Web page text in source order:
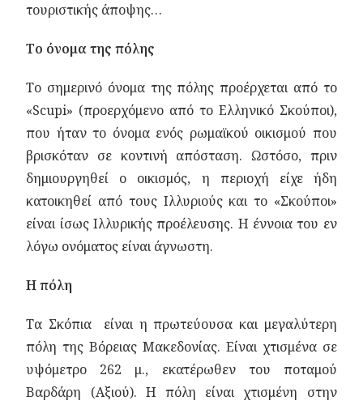
τουριστικής άποψης…
Το όνομα της πόλης
Το σημερινό όνομα της πόλης προέρχεται από το
«Scupi» (προερχόμενο από το Ελληνικό Σκούποι),
που ήταν το όνομα ενός ρωμαϊκού οικισμού που
βρισκόταν σε κοντινή απόσταση. Ωστόσο, πριν
δημιουργηθεί ο οικισμός, η περιοχή είχε ήδη
κατοικηθεί από τους Ιλλυριούς και το «Σκούποι»
είναι ίσως Ιλλυρικής προέλευσης. Η έννοια του εν
λόγω ονόματος είναι άγνωστη.
Η πόλη
Τα Σκόπια είναι η πρωτεύουσα και μεγαλύτερη
πόλη της Βόρειας Μακεδονίας. Είναι χτισμένα σε
υψόμετρο 262 μ., εκατέρωθεν του ποταμού
Βαρδάρη (Αξιού). Η πόλη είναι χτισμένη στην